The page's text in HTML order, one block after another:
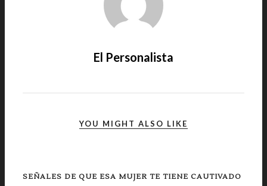
El Personalista
YOU MIGHT ALSO LIKE
SEÑALES DE QUE ESA MUJER TE TIENE CAUTIVADO